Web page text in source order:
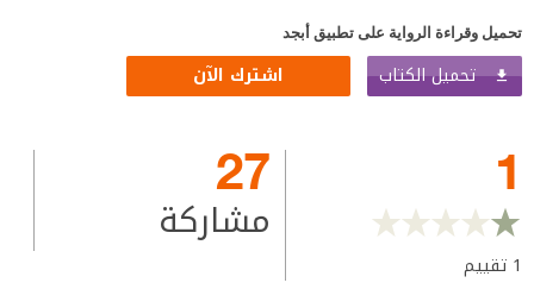
تحميل وقراءة الرواية على تطبيق أبجد
تحميل الكتاب اشترك الآن
1
1 تقييم
27
مشاركة